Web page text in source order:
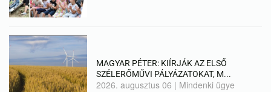
MAGYAR PÉTER: KIÍRJÁK AZ ELSŐ
SZÉLERŐMŰVI PÁLYÁZATOKAT, M...
2026. augusztus 06 | Mindenki ügye